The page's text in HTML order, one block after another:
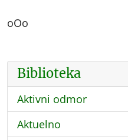
oOo
Biblioteka
Aktivni odmor
Aktuelno